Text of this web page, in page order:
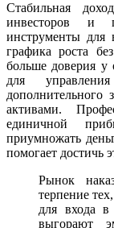
Стабильная
инвесторов и
инструменты для
графика роста
больше доверия
для
дополнительного
активами.
единичной
приумножать
помогает достичь
Рынок
терпение
для входа в
выгорают